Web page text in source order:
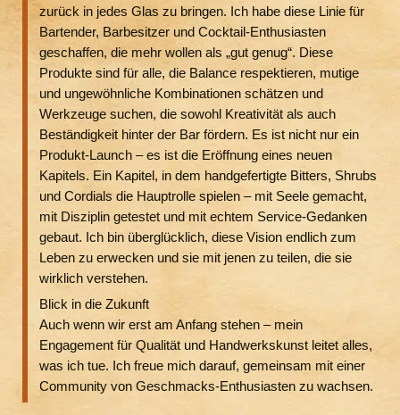
zurück in jedes Glas zu bringen. Ich habe diese Linie für
Bartender, Barbesitzer und Cocktail-Enthusiasten
geschaffen, die mehr wollen als „gut genug“. Diese
Produkte sind für alle, die Balance respektieren, mutige
und ungewöhnliche Kombinationen schätzen und
Werkzeuge suchen, die sowohl Kreativität als auch
Beständigkeit hinter der Bar fördern. Es ist nicht nur ein
Produkt-Launch – es ist die Eröffnung eines neuen
Kapitels. Ein Kapitel, in dem handgefertigte Bitters, Shrubs
und Cordials die Hauptrolle spielen – mit Seele gemacht,
mit Disziplin getestet und mit echtem Service-Gedanken
gebaut. Ich bin überglücklich, diese Vision endlich zum
Leben zu erwecken und sie mit jenen zu teilen, die sie
wirklich verstehen.
Blick in die Zukunft
Auch wenn wir erst am Anfang stehen – mein
Engagement für Qualität und Handwerkskunst leitet alles,
was ich tue. Ich freue mich darauf, gemeinsam mit einer
Community von Geschmacks-Enthusiasten zu wachsen.